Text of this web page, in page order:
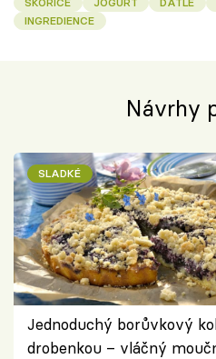
INGREDIENCE
Návrhy
SLADKÉ
Jednoduchý borůvkový
drobenkou – vláčný